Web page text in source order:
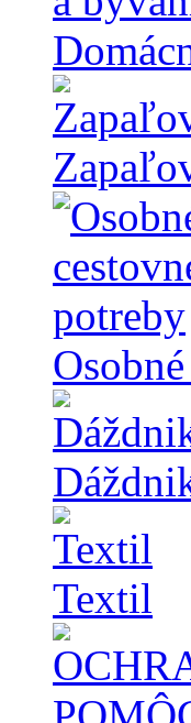
Textil